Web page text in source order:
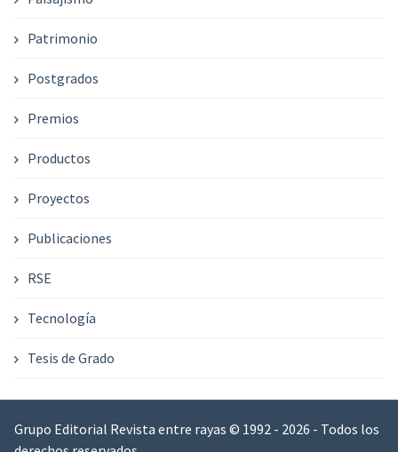
Patrimonio
Postgrados
Premios
Productos
Proyectos
Publicaciones
RSE
Tecnología
Tesis de Grado
Grupo Editorial Revista entre rayas © 1992 - 2026 - Todos los